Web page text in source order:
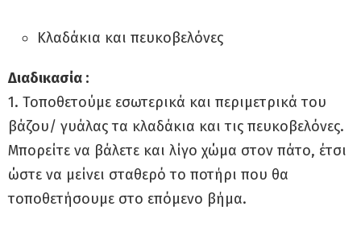
Κλαδάκια και πευκοβελόνες
Διαδικασία :
1. Τοποθετούμε εσωτερικά και περιμετρικά του
βάζου/ γυάλας τα κλαδάκια και τις πευκοβελόνες.
Μπορείτε να βάλετε και λίγο χώμα στον πάτο, έτσι
ώστε να μείνει σταθερό το ποτήρι που θα
τοποθετήσουμε στο επόμενο βήμα.